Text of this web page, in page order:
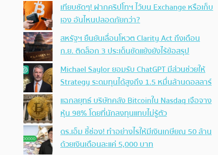
เทียบชัดๆ! ฝากคริปโทฯ ไว้บน Exchange หรือเก็บ
เอง อันไหนปลอดภัยกว่า?
สหรัฐฯ ยืนยันเลื่อนโหวต Clarity Act ถึงเดือน
ก.ย. ติดล็อก 3 ประเด็นขัดแย้งยังไร้ข้อสรุป
Michael Saylor ยอมรับ ChatGPT มีส่วนช่วยให้
Strategy ระดมทุนได้สูงถึง 1.5 หมื่นล้านดอลลาร์
แฉกลยุทธ์ บริษัทคลัง Bitcoinใน Nasdaq เจือจาง
หุ้น 98% โดยที่นักลงทุนแทบไม่รู้ตัว
ดร.เอ็ม ชี้ช่อง! ทำอย่างไรให้มีเงินเกษียณ 50 ล้าน
ด้วยเงินเดือนละแค่ 5,000 บาท